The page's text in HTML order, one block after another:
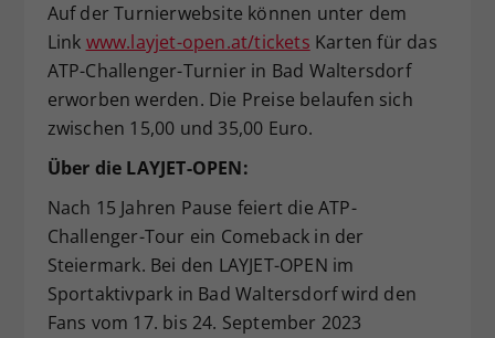
Auf der Turnierwebsite können unter dem
Link www.layjet-open.at/tickets Karten für das
ATP-Challenger-Turnier in Bad Waltersdorf
erworben werden. Die Preise belaufen sich
zwischen 15,00 und 35,00 Euro.
Über die LAYJET-OPEN:
Nach 15 Jahren Pause feiert die ATP-
Challenger-Tour ein Comeback in der
Steiermark. Bei den LAYJET-OPEN im
Sportaktivpark in Bad Waltersdorf wird den
Fans vom 17. bis 24. September 2023